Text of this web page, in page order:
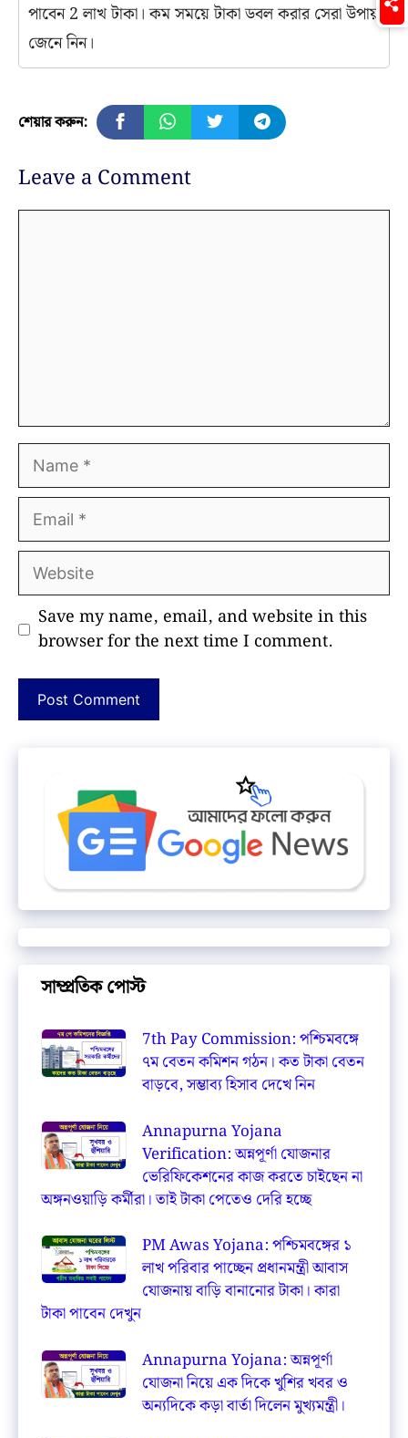
পাবেন 2 লাখ টাকা। কম সময়ে টাকা ডবল করার সেরা উপায়
জেনে নিন।
শেয়ার করুন:
Leave a Comment
Name
Email
Website
Save my name, email, and website in this
browser for the next time I comment.
সাম্প্রতিক পোস্ট
7th Pay Commission: পশ্চিমবঙ্গে
৭ম বেতন কমিশন গঠন। কত টাকা বেতন
বাড়বে, সম্ভাব্য হিসাব দেখে নিন
Annapurna Yojana
Verification: অন্নপূর্ণা যোজনার
ভেরিফিকেশনের কাজ করতে চাইছেন না
অঙ্গনওয়াড়ি কর্মীরা। তাই টাকা পেতেও দেরি হচ্ছে
PM Awas Yojana: পশ্চিমবঙ্গের ১
লাখ পরিবার পাচ্ছেন প্রধানমন্ত্রী আবাস
যোজনায় বাড়ি বানানোর টাকা। কারা
টাকা পাবেন দেখুন
Annapurna Yojana: অন্নপূর্ণা
যোজনা নিয়ে এক দিকে খুশির খবর ও
অন্যদিকে কড়া বার্তা দিলেন মুখ্যমন্ত্রী।